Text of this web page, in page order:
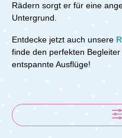
Rädern sorgt er für eine
Untergrund.
Entdecke jetzt auch unsere
finde den perfekten
entspannte Ausflüge!